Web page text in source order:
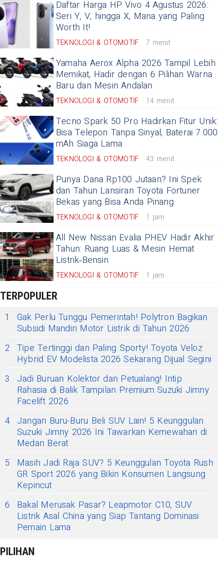
Daftar Harga HP Vivo 4 Agustus 2026:
Seri Y, V, hingga X, Mana yang Paling
Worth It!
TEKNOLOGI & OTOMOTIF 7 menit
Yamaha Aerox Alpha 2026 Tampil Lebih
Memikat, Hadir dengan 6 Pilihan Warna
Baru dan Mesin Andalan
TEKNOLOGI & OTOMOTIF 14 menit
Tecno Spark 50 Pro Hadirkan Fitur Unik:
Bisa Telepon Tanpa Sinyal, Baterai 7.000
mAh Siaga Lama
TEKNOLOGI & OTOMOTIF 43 menit
Punya Dana Rp100 Jutaan? Ini Spek
dan Tahun Lansiran Toyota Fortuner
Bekas yang Bisa Anda Pinang
TEKNOLOGI & OTOMOTIF 1 jam
All New Nissan Evalia PHEV Hadir Akhir
Tahun: Ruang Luas & Mesin Hemat
Listrik‑Bensin
TEKNOLOGI & OTOMOTIF 1 jam
TERPOPULER
1
Gak Perlu Tunggu Pemerintah! Polytron Bagikan
Subsidi Mandiri Motor Listrik di Tahun 2026
2 Tipe Tertinggi dan Paling Sporty! Toyota Veloz
Hybrid EV Modelista 2026 Sekarang Dijual Segini
3
Jadi Buruan Kolektor dan Petualang! Intip
Rahasia di Balik Tampilan Premium Suzuki Jimny
Facelift 2026
4 Jangan Buru-Buru Beli SUV Lain! 5 Keunggulan
Suzuki Jimny 2026 Ini Tawarkan Kemewahan di
Medan Berat
5
Masih Jadi Raja SUV? 5 Keunggulan Toyota Rush
GR Sport 2026 yang Bikin Konsumen Langsung
Kepincut
6
Bakal Merusak Pasar? Leapmotor C10, SUV
Listrik Asal China yang Siap Tantang Dominasi
Pemain Lama
PILIHAN